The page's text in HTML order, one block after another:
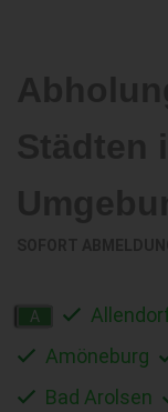
A
Amöneburg
Bad Arolsen